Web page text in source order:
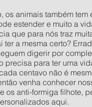
os animais também
estender e muito a
que para nós traz
a mesma certo?
digerir por
precisa para ter uma
centavo não é
venha conhecer
os anti-formiga filhote,
aqui.